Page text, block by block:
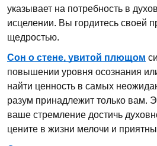
указывает на потребность в
исцелении. Вы гордитесь своей
щедростью.
Сон о стене, увитой плющом
повышении уровня осознания
найти ценность в самых
разум принадлежит только вам.
ваше стремление достичь
цените в жизни мелочи и